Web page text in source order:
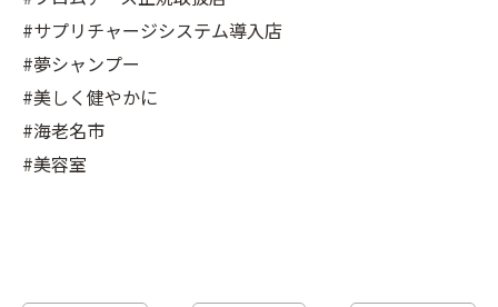
#サプリチャージシステム導入店
#夢シャンプー
#美しく健やかに
#海老名市
#美容室